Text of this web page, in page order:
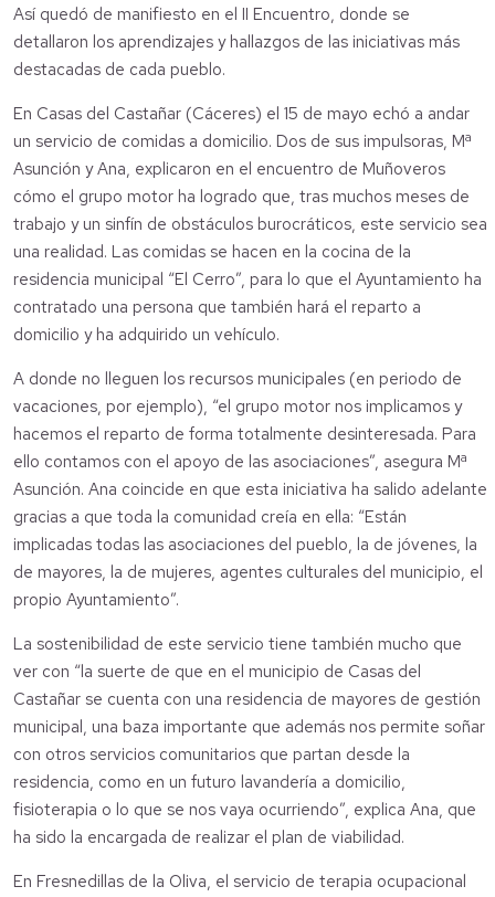
Así quedó de manifiesto en el II Encuentro, donde se
detallaron los aprendizajes y hallazgos de las iniciativas más
destacadas de cada pueblo.
En Casas del Castañar (Cáceres) el 15 de mayo echó a andar
un servicio de comidas a domicilio. Dos de sus impulsoras, Mª
Asunción y Ana, explicaron en el encuentro de Muñoveros
cómo el grupo motor ha logrado que, tras muchos meses de
trabajo y un sinfín de obstáculos burocráticos, este servicio sea
una realidad. Las comidas se hacen en la cocina de la
residencia municipal “El Cerro”, para lo que el Ayuntamiento ha
contratado una persona que también hará el reparto a
domicilio y ha adquirido un vehículo.
A donde no lleguen los recursos municipales (en periodo de
vacaciones, por ejemplo), “el grupo motor nos implicamos y
hacemos el reparto de forma totalmente desinteresada. Para
ello contamos con el apoyo de las asociaciones”, asegura Mª
Asunción. Ana coincide en que esta iniciativa ha salido adelante
gracias a que toda la comunidad creía en ella: “Están
implicadas todas las asociaciones del pueblo, la de jóvenes, la
de mayores, la de mujeres, agentes culturales del municipio, el
propio Ayuntamiento”.
La sostenibilidad de este servicio tiene también mucho que
ver con “la suerte de que en el municipio de Casas del
Castañar se cuenta con una residencia de mayores de gestión
municipal, una baza importante que además nos permite soñar
con otros servicios comunitarios que partan desde la
residencia, como en un futuro lavandería a domicilio,
fisioterapia o lo que se nos vaya ocurriendo”, explica Ana, que
ha sido la encargada de realizar el plan de viabilidad.
En Fresnedillas de la Oliva, el servicio de terapia ocupacional